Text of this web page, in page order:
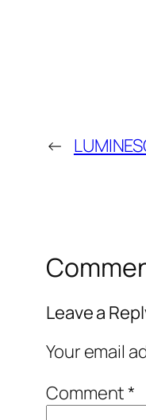
←
Leave a
Your email
Comment*